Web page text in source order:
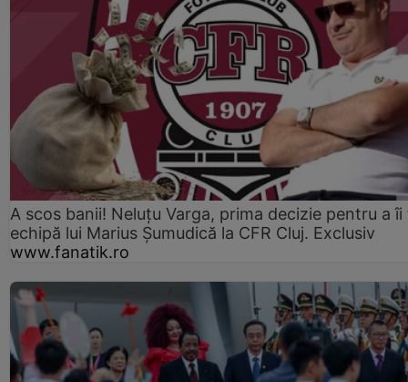
A scos banii! Neluțu Varga, prima decizie pentru a îi
echipă lui Marius Șumudică la CFR Cluj. Exclusiv
www.fanatik.ro